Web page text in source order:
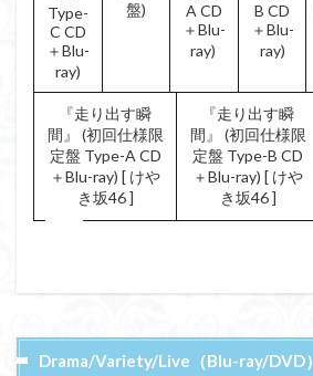
Type-
C CD
＋Blu-
ray)
盤)
A CD
＋Blu-
ray)
B CD
＋Blu-
ray)
『走り出す瞬
間』 (初回仕様限
定盤 Type-A CD
＋Blu-ray) [ けや
き坂46 ]
『走り出す瞬
間』 (初回仕様限
定盤 Type-B CD
＋Blu-ray) [ けや
き坂46 ]
Drama/Variety/Live（Blu-ray/DVD）